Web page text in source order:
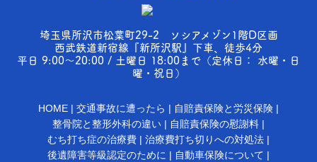
埼玉県所沢市松葉町29-2 ソシアメゾン1階D区画
西武鉄道新宿線『新所沢駅』下車、徒歩4分
平日 9:00～20:00 / 土曜日 18:00まで（定休日： 水曜・日
曜・祝日）
HOME 交通事故に遭ったら
自賠責保険と労災保険
整骨院と整形外科の違い
自賠責保険の慰謝料
むち打ち症の治療費
治療費打ち切りへの対処法
後遺障害等級認定のために
自動車保険について